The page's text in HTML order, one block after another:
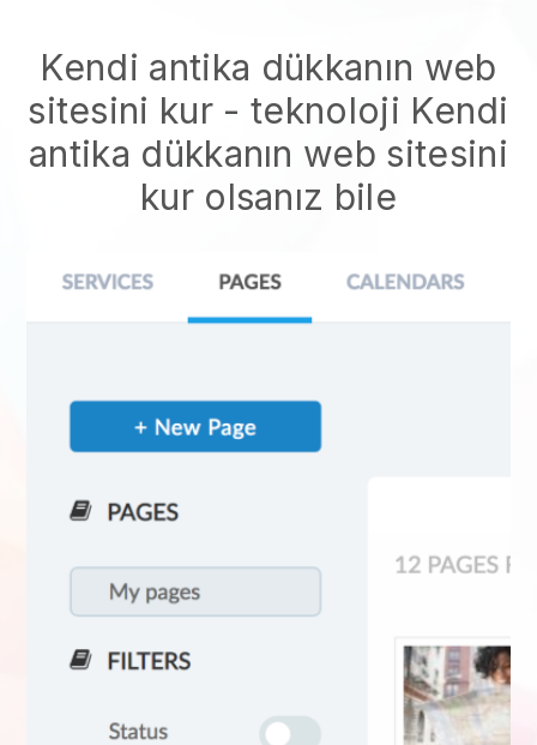
Kendi antika dükkanın web
sitesini kur - teknoloji Kendi
antika dükkanın web sitesini
kurolsanız bile